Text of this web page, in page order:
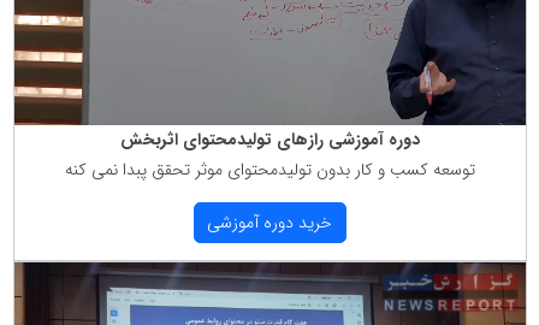
دوره آموزشی رازهای تولیدمحتوای اثربخش
توسعه كسب و كار بدون تولیدمحتوای موثر تحقق پبدا نمی كنه
خرید دوره آموزشی